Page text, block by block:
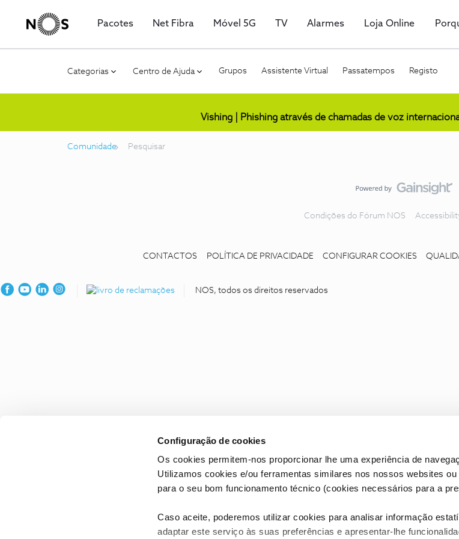
Configuração de cookies
Os cookies permitem-nos proporcionar lhe uma experiência de
Utilizamos cookies e/ou ferramentas similares nos nossos websites
para o seu bom funcionamento técnico (cookies necessários para a
Caso aceite, poderemos utilizar cookies para analisar informação
adaptar este serviço às suas preferências e apresentar-lhe
Pacotes Net Fibra Móvel 5G TV Alarmes Loja Online
Categorias Centro de Ajuda Grupos Assistente Virtual Passatempos Registo
Vishing | Phishing através de chamadas de voz
Comunidade Pesquisar
Condições do Fórum NOS
CONTACTOS POLÍTICA DE PRIVACIDADE CONFIGURAR COOKIES
NOS, todos os direitos reservados